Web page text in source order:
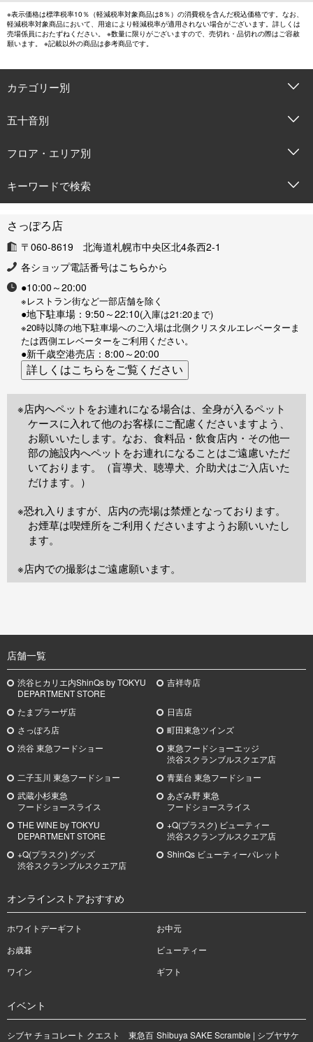
※表示価格は標準税率10％（軽減税率対象商品は8％）の消費税を含んだ税込価格です。なお、
軽減税率対象商品において、用途により軽減税率が適用されない場合がございます。詳しくは
売場係員におたずねください。 ※数量に限りがございますので、売切れ・品切れの際はご容赦
願います。 ※記載以外の商品は参考商品です。
カテゴリー別
五十音別
フロア・エリア別
キーワードで検索
さっぽろ店
〒060-8619 北海道札幌市中央区北4条西2-1
各ショップ電話番号はこちらから
●10:00～20:00
※レストラン街など一部店舗を除く
●地下駐車場：9:50～22:10(入庫は21:20まで)
※20時以降の地下駐車場へのご入場は北側クリスタルエレベーターま
たは西側エレベーターをご利用ください。
●新千歳空港売店：8:00～20:00
※店内へペットをお連れになる場合は、全身が入るペット
ケースに入れて他のお客様にご配慮くださいますよう、
お願いいたします。なお、食料品・飲食店内・その他一
部の施設内へペットをお連れになることはご遠慮いただ
いております。（盲導犬、聴導犬、介助犬はご入店いた
だけます。）
※恐れ入りますが、店内の売場は禁煙となっております。
お煙草は喫煙所をご利用くださいますようお願いいたし
ます。
※店内での撮影はご遠慮願います。
店舗一覧
渋谷ヒカリエ内ShinQs by TOKYU
DEPARTMENT STORE
吉祥寺店
たまプラーザ店
日吉店
さっぽろ店
町田東急ツインズ
渋谷 東急フードショー
東急フードショーエッジ
渋谷スクランブルスクエア店
二子玉川 東急フードショー
青葉台 東急フードショー
武蔵小杉東急
フードショースライス
あざみ野東急
フードショースライス
THE WINE by TOKYU
DEPARTMENT STORE
+Q(プラスク) ビューティー
渋谷スクランブルスクエア店
+Q(プラスク) グッズ
渋谷スクランブルスクエア店
ShinQs ビューティーパレット
オンラインストアおすすめ
ホワイトデーギフト
お中元
お歳暮
ビューティー
ワイン
ギフト
イベント
シブヤ チョコレート クエスト 東急百 Shibuya SAKE Scramble | シブヤサケ